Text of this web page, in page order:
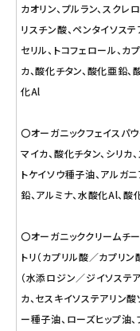
カオリン、プルラン、スクレ
リスチン酸、ペンタイソス
セリル、トコフェロール、カ
カ、酸化チタン、酸化亜鉛、
化Al
〇オーガニックフェイスパ
マイカ、酸化チタン、シリカ
トケイソウ種子油、アルガ
鉛、アルミナ、水酸化Al、酸
〇オーガニッククリームチ
トリ（カプリル酸／カプリン
（水添ロジン／ジイソステ
カ、セスキイソステアリン
ー種子油、ローズヒップ油